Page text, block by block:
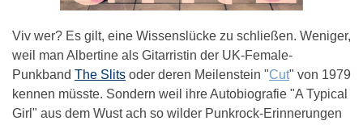
Viv wer? Es gilt, eine Wissenslücke zu schließen. Weniger,
weil man Albertine als Gitarristin der UK-Female-
Punkband The Slits oder deren Meilenstein "Cut" von 1979
kennen müsste. Sondern weil ihre Autobiografie "A Typical
Girl" aus dem Wust ach so wilder Punkrock-Erinnerungen